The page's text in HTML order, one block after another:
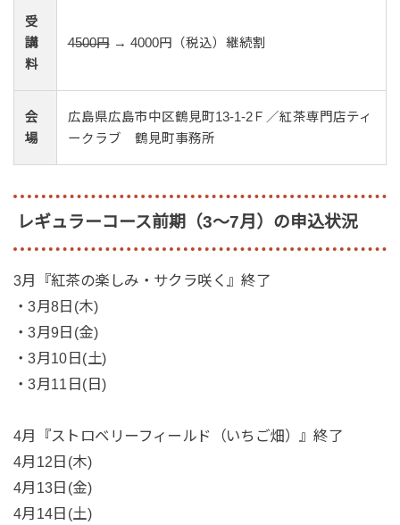
受
講
料
4500円→ 4000円（税込）継続割
会
場
広島県広島市中区鶴見町13-1-2Ｆ／紅茶専門店ティ
ークラブ 鶴見町事務所
レギュラーコース前期（3～7月）の申込状況
3月『紅茶の楽しみ・サクラ咲く』終了
・3月8日(木)
・3月9日(金)
・3月10日(土)
・3月11日(日)
4月『ストロベリーフィールド（いちご畑）』終了
4月12日(木)
4月13日(金)
4月14日(土)